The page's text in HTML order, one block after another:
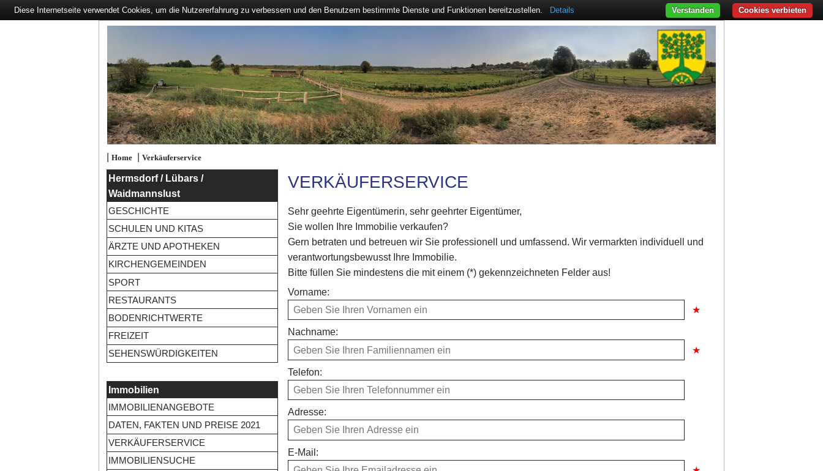
| Home| Verkäuferservice
Hermsdorf / Lübars /
Waidmannslust
GESCHICHTE
SCHULEN UND KITAS
ÄRZTE UND APOTHEKEN
KIRCHENGEMEINDEN
SPORT
RESTAURANTS
BODENRICHTWERTE
FREIZEIT
SEHENSWÜRDIGKEITEN
Immobilien
IMMOBILIENANGEBOTE
DATEN, FAKTEN UND PREISE 2021
VERKÄUFERSERVICE
IMMOBILIENSUCHE
VERKÄUFERSERVICE
Sehr geehrte Eigentümerin, sehr geehrter Eigentümer,
Sie wollen Ihre Immobilie verkaufen?
Gern betraten und betreuen wir Sie professionell und umfassend. Wir vermarkten individuell und
verantwortungsbewusst Ihre Immobilie.
Bitte füllen Sie mindestens die mit einem (*) gekennzeichneten Felder aus!
Vorname:
Nachname:
Telefon:
Adresse:
E-Mail:
Diese Internetseite verwendet Cookies, um die Nutzererfahrung zu verbessern und den Benutzern bestimmte Dienste und Funktionen bereitzustellen. Details Cookies verbieten
Verstanden